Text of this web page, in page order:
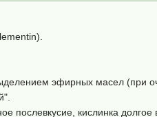
эфирных масел (при
послевкусие, кислинка